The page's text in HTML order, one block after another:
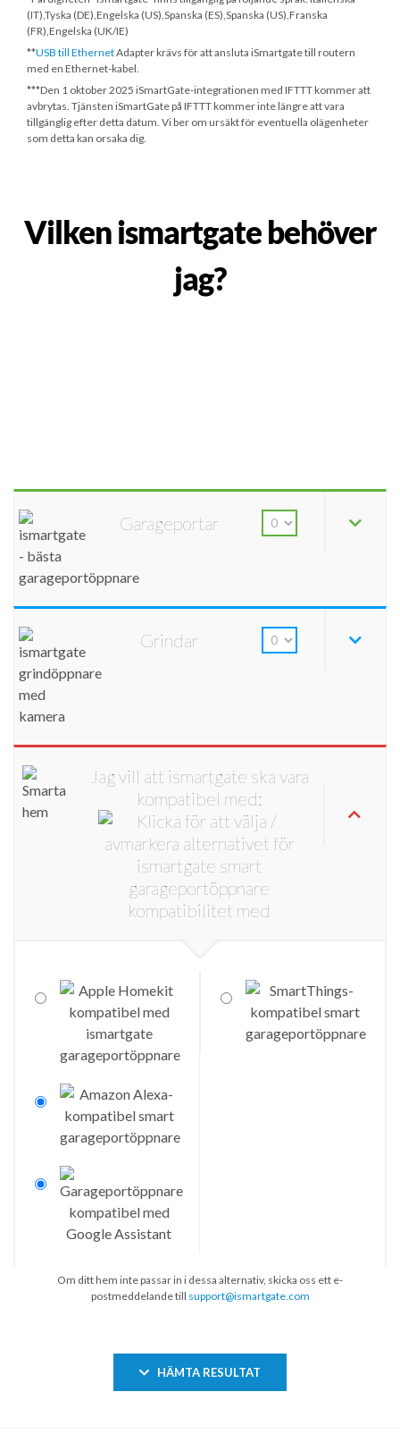
(IT),Tyska (DE),Engelska (US),Spanska (ES),Spanska (US),Franska
(FR),Engelska (UK/IE)
**USB till EthernetAdapter krävs för att ansluta iSmartgate till routern
med en Ethernet-kabel.
***Den 1 oktober 2025 iSmartGate-integrationen med IFTTT kommer att
avbrytas. Tjänsten iSmartGate på IFTTT kommer inte längre att vara
tillgänglig efter detta datum. Vi ber om ursäkt för eventuella olägenheter
som detta kan orsaka dig.
Vilken ismartgate behöver
jag?
Garageportar
Grindar
Jag vill att ismartgate ska vara
kompatibel med:
Om ditt hem inte passar in i dessa alternativ, skicka oss ett e-
postmeddelande till support@ismartgate.com
HÄMTA RESULTAT